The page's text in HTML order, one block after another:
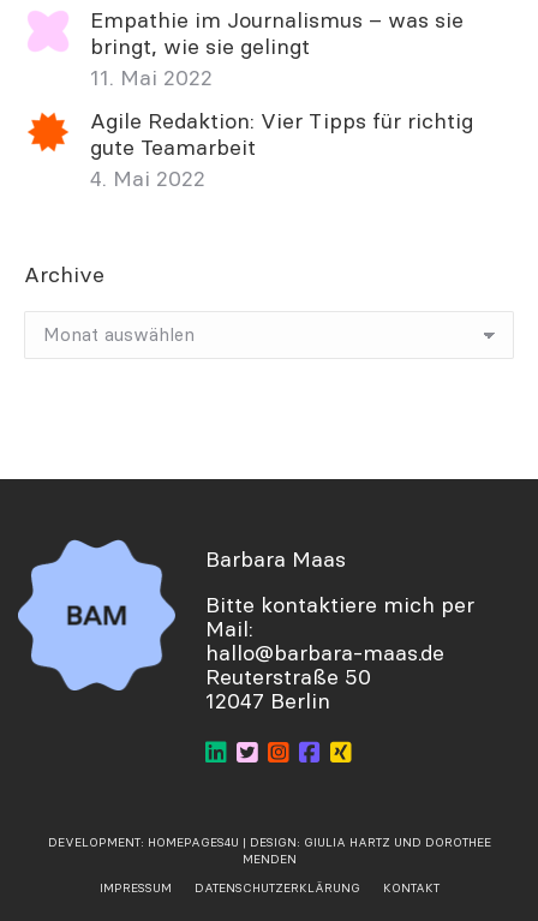
Empathie im Journalismus – was sie
bringt, wie sie gelingt
11. Mai 2022
Agile Redaktion: Vier Tipps für richtig
gute Teamarbeit
4. Mai 2022
Archive
Archive
Barbara Maas
Bitte kontaktiere mich per
Mail:
hallo@barbara-maas.de
Reuterstraße 50
12047 Berlin
DEVELOPMENT: HOMEPAGES4U | DESIGN: GIULIA HARTZ UND DOROTHEE
MENDEN
IMPRESSUM
DATENSCHUTZERKLÄRUNG KONTAKT